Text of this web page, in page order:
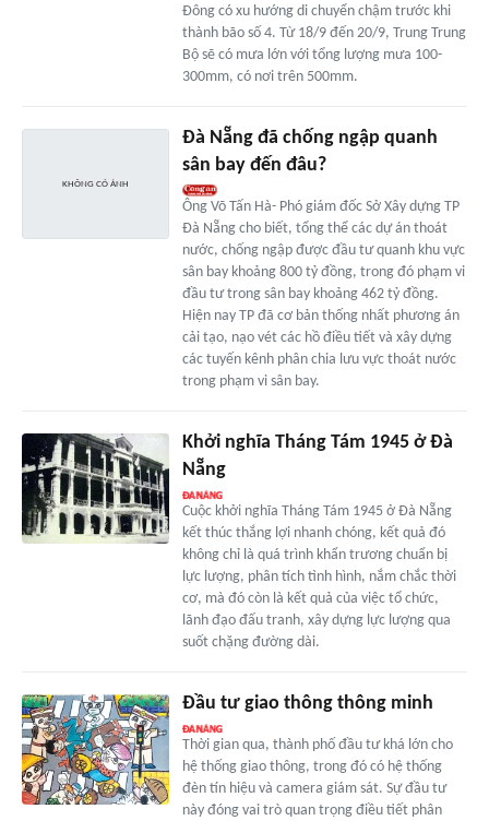
Đông có xu hướng di chuyển chậm trước khi
thành bão số 4. Từ 18/9 đến 20/9, Trung Trung
Bộ sẽ có mưa lớn với tổng lượng mưa 100-
300mm, có nơi trên 500mm.
Đà Nẵng đã chống ngập quanh
sân bay đến đâu?
Ông Võ Tấn Hà- Phó giám đốc Sở Xây dựng TP
Đà Nẵng cho biết, tổng thể các dự án thoát
nước, chống ngập được đầu tư quanh khu vực
sân bay khoảng 800 tỷ đồng, trong đó phạm vi
đầu tư trong sân bay khoảng 462 tỷ đồng.
Hiện nay TP đã cơ bản thống nhất phương án
cải tạo, nạo vét các hồ điều tiết và xây dựng
các tuyến kênh phân chia lưu vực thoát nước
trong phạm vi sân bay.
Khởi nghĩa Tháng Tám 1945 ở Đà
Nẵng
Cuộc khởi nghĩa Tháng Tám 1945 ở Đà Nẵng
kết thúc thắng lợi nhanh chóng, kết quả đó
không chỉ là quá trình khẩn trương chuẩn bị
lực lượng, phân tích tình hình, nắm chắc thời
cơ, mà đó còn là kết quả của việc tổ chức,
lãnh đạo đấu tranh, xây dựng lực lượng qua
suốt chặng đường dài.
Đầu tư giao thông thông minh
Thời gian qua, thành phố đầu tư khá lớn cho
hệ thống giao thông, trong đó có hệ thống
đèn tín hiệu và camera giám sát. Sự đầu tư
này đóng vai trò quan trọng điều tiết phân